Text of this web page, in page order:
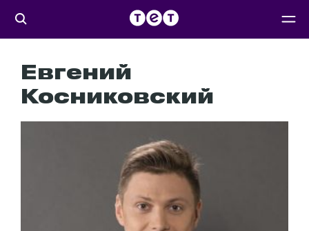
Евгений
Косниковский